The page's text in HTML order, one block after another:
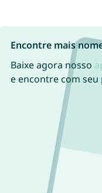
Encontre mais
Baixe agora nosso
e encontre com